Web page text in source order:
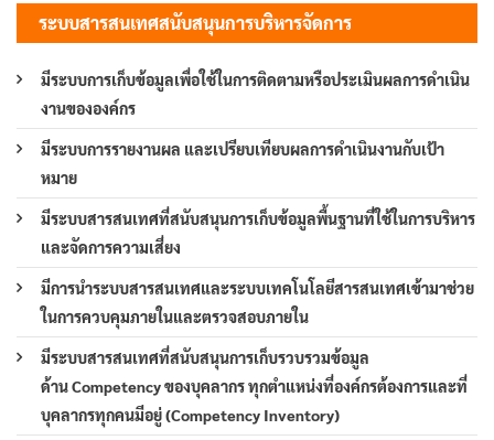
ระบบสารสนเทศสนับสนุนการบริหารจัดการ
มีระบบการเก็บข้อมูลเพื่อใช้ในการติดตามหรือประเมินผลการดำเนิน
งานขององค์กร
มีระบบการรายงานผล และเปรียบเทียบผลการดำเนินงานกับเป้า
หมาย
มีระบบสารสนเทศที่สนับสนุนการเก็บข้อมูลพื้นฐานที่ใช้ในการบริหาร
และจัดการความเสี่ยง
มีการนำระบบสารสนเทศและระบบเทคโนโลยีสารสนเทศเข้ามาช่วย
ในการควบคุมภายในและตรวจสอบภายใน
มีระบบสารสนเทศที่สนับสนุนการเก็บรวบรวมข้อมูล
ด้าน Competency ของบุคลากร ทุกตำแหน่งที่องค์กรต้องการและที่
บุคลากรทุกคนมีอยู่ (Competency Inventory)